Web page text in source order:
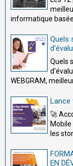
informatique basée
Quels
Quels
WEBGRAM,
Lance
🚀
les
EN